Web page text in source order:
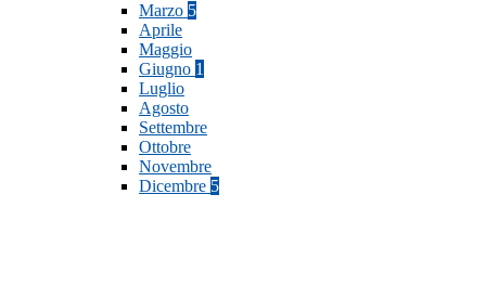
Marzo 5
Aprile
Maggio
Giugno 1
Luglio
Agosto
Settembre
Ottobre
Novembre
Dicembre 5